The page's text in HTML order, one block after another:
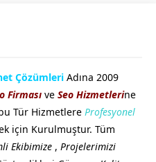
Çözümleri Adına 2009
Firması ve Seo Hizmetlerine
Tür Hizmetlere Profesyonel
için Kurulmuştur. Tüm
Ekibimize , Projelerimizi